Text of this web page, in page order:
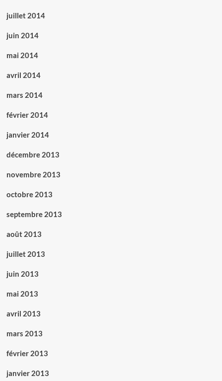
juillet 2014
juin 2014
mai 2014
avril 2014
mars 2014
février 2014
janvier 2014
décembre 2013
novembre 2013
octobre 2013
septembre 2013
août 2013
juillet 2013
juin 2013
mai 2013
avril 2013
mars 2013
février 2013
janvier 2013